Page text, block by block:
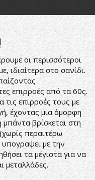
οι περισσότεροι
ιδιαίτερα στο σανίδι.
επιρροές από τα 60ς.
επιρροές τους με
έχοντας μια όμορφη
βρίσκεται στη
περαιτέρω
με την
τα μέγιστα για να
μεταλλάδες.